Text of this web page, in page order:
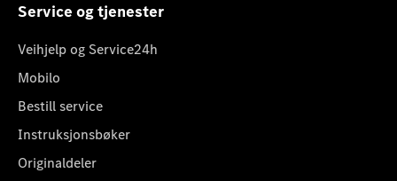
Service og tjenester
Veihjelp og Service24h
Mobilo
Bestill service
Instruksjonsbøker
Originaldeler